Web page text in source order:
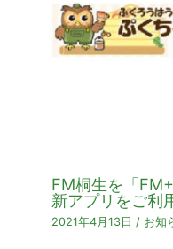
FM桐生を「
新アプリをご利
2021年4月13日 / お知